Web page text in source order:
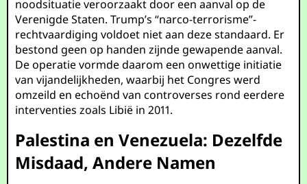
noodsituatie veroorzaakt door een aanval op de
Verenigde Staten. Trump’s “narco-terrorisme”-
rechtvaardiging voldoet niet aan deze standaard. Er
bestond geen op handen zijnde gewapende aanval.
De operatie vormde daarom een onwettige initiatie
van vijandelijkheden, waarbij het Congres werd
omzeild en echoënd van controverses rond eerdere
interventies zoals Libië in 2011.
Palestina en Venezuela: Dezelfde
Misdaad, Andere Namen